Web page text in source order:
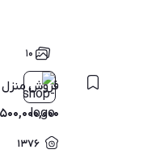
۱۰
فروش منزل
۱۳۷۶